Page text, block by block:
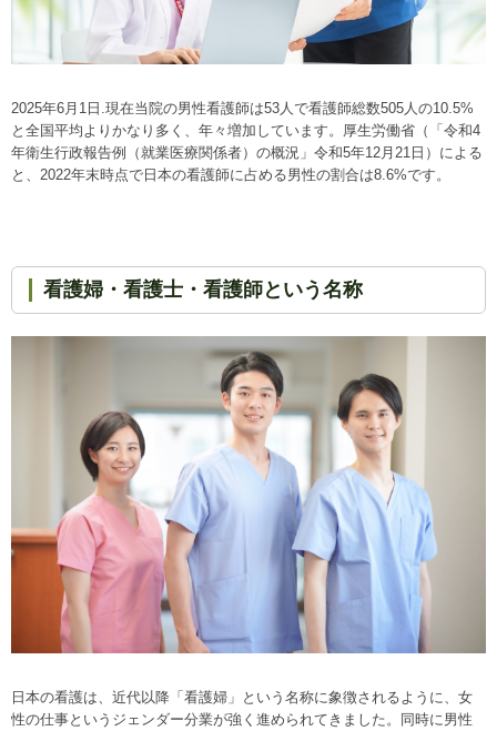
2025年6月1日.現在当院の男性看護師は53人で看護師総数505人の10.5%
と全国平均よりかなり多く、年々増加しています。厚生労働省（「令和4
年衛生行政報告例（就業医療関係者）の概況」令和5年12月21日）による
と、2022年末時点で日本の看護師に占める男性の割合は8.6%です。
看護婦・看護士・看護師という名称
日本の看護は、近代以降「看護婦」という名称に象徴されるように、女
性の仕事というジェンダー分業が強く進められてきました。同時に男性